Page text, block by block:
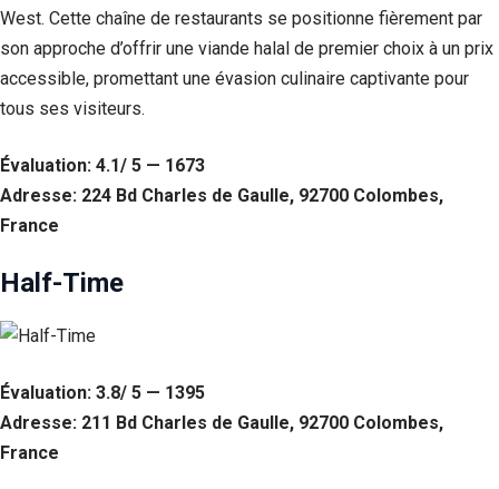
West. Cette chaîne de restaurants se positionne fièrement par
son approche d’offrir une viande halal de premier choix à un prix
accessible, promettant une évasion culinaire captivante pour
tous ses visiteurs.
Évaluation: 4.1/ 5 — 1673
Adresse: 224 Bd Charles de Gaulle, 92700 Colombes,
France
Half-Time
Évaluation: 3.8/ 5 — 1395
Adresse: 211 Bd Charles de Gaulle, 92700 Colombes,
France